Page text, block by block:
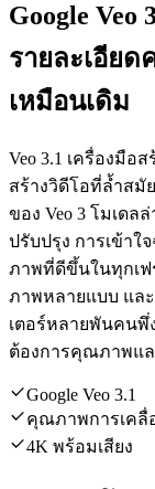
Google
รายละเอียด
เหมือนเดิม
Veo 3.1 เครื่องมือ
สร้างวิดีโอที่ล้ำสมั
ของ Veo 3 โมเด
ปรับปรุง การเข้าใ
ภาพที่ดีขึ้นในทุกเฟ
ภาพหลายแบบ แล
เตอร์หลายพันคนพึ่
ต้องการคุณภาพแ
Google Veo 3.1
คุณภาพการเคลื่
4K พร้อมเสียง